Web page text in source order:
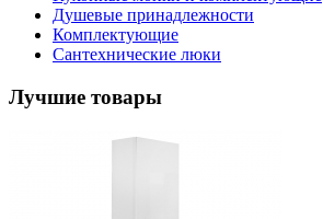
Душевые принадлежности
Комплектующие
Сантехнические люки
Лучшие товары